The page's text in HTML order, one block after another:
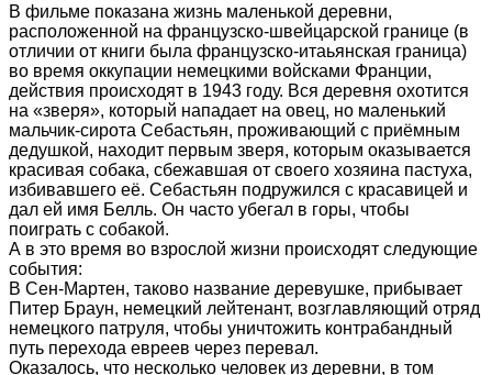
В фильме показана жизнь маленькой деревни,
расположенной на французско-швейцарской границе (в
отличии от книги была французско-итаьянская граница)
во время оккупации немецкими войсками Франции,
действия происходят в 1943 году. Вся деревня охотится
на «зверя», который нападает на овец, но маленький
мальчик-сирота Себастьян, проживающий с приёмным
дедушкой, находит первым зверя, которым оказывается
красивая собака, сбежавшая от своего хозяина пастуха,
избивавшего её. Себастьян подружился с красавицей и
дал ей имя Белль. Он часто убегал в горы, чтобы
поиграть с собакой.
А в это время во взрослой жизни происходят следующие
события:
В Сен-Мартен, таково название деревушке, прибывает
Питер Браун, немецкий лейтенант, возглавляющий отряд
немецкого патруля, чтобы уничтожить контрабандный
путь перехода евреев через перевал.
Оказалось, что несколько человек из деревни, в том